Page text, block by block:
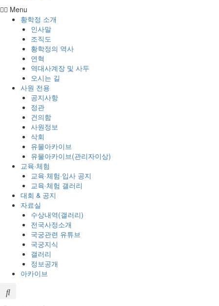
Menu
황학정 소개
인사말
조직도
황학정의 역사
연혁
역대사계장 및 사두
오시는 길
사원 전용
공지사항
정관
건의함
사원정보
삭회
유물아카이브
유물아카이브(관리자이상)
교육·체험
교육·체험·입사 공지
교육·체험 갤러리
대회 & 공지
자료실
수상내역(갤러리)
전국사정소개
국궁관련 유튜브
국궁지식
갤러리
정보공개
아카이브